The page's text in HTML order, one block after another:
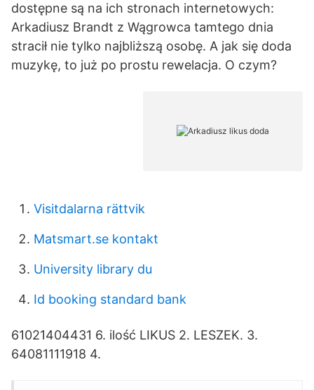
dostępne są na ich stronach internetowych:
Arkadiusz Brandt z Wągrowca tamtego dnia
stracił nie tylko najbliższą osobę. A jak się doda
muzykę, to już po prostu rewelacja. O czym?
Visitdalarna rättvik
Matsmart.se kontakt
University library du
Id booking standard bank
61021404431 6. ilość LIKUS 2. LESZEK. 3.
64081111918 4.